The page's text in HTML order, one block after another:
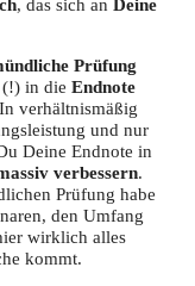
, das sich an Dei­ne
Prü­fung
(!) in die End­no­te
ver­hält­nis­mä­ßig
und nur
Dei­ne End­no­te in
ver­bes­sern.
Prü­fung habe
den Umfang
wirk­lich alles
kommt.